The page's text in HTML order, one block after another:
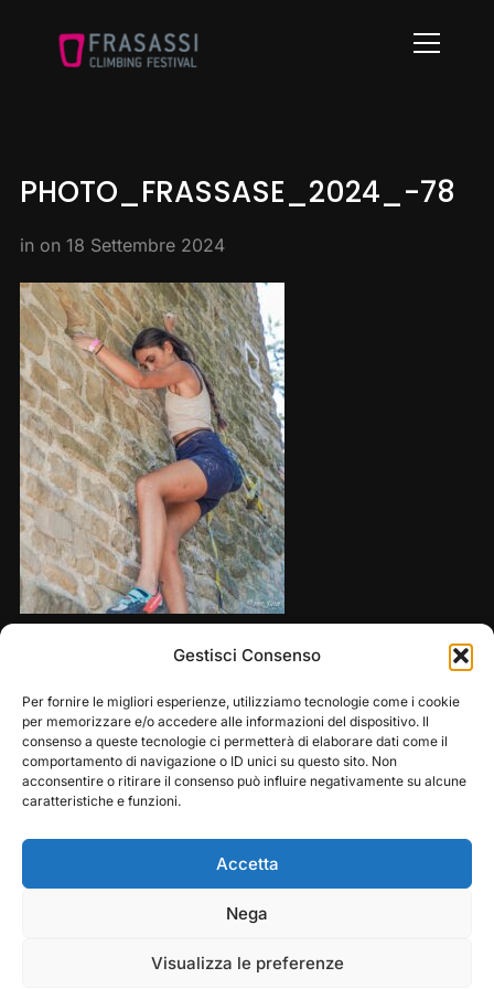
Gestisci Consenso
Per fornire le migliori esperienze, utilizziamo tecnologie come i cookie
per memorizzare e/o accedere alle informazioni del dispositivo. Il
consenso a queste tecnologie ci permetterà di elaborare dati come il
comportamento di navigazione o ID unici su questo sito. Non
acconsentire o ritirare il consenso può influire negativamente su alcune
caratteristiche e funzioni.
Accetta
Nega
Visualizza le preferenze
Info
PHOTO_FRASSASE_2024_-78
in on 18 Settembre 2024
Copyright © 2026 — Frasassi Climbing Festival. All
Rights Reserved